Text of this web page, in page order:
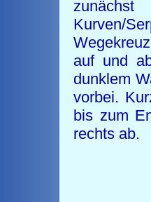
Kurven/
auf und
dunklem
vorbei.
bis zum
rechts ab.